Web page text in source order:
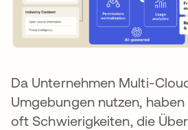
Da Unternehmen Multi-
Umgebungen nutzen,
oft Schwierigkeiten, die